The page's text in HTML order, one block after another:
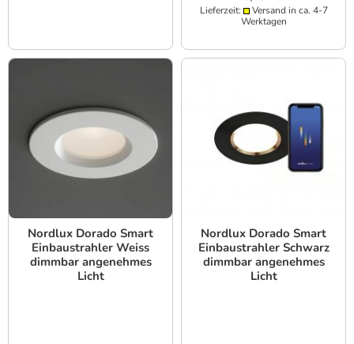
Lieferzeit:
Versand in ca. 4-7
Werktagen
Nordlux Dorado Smart
Einbaustrahler Weiss
dimmbar angenehmes
Licht
Nordlux Dorado Smart
Einbaustrahler Schwarz
dimmbar angenehmes
Licht